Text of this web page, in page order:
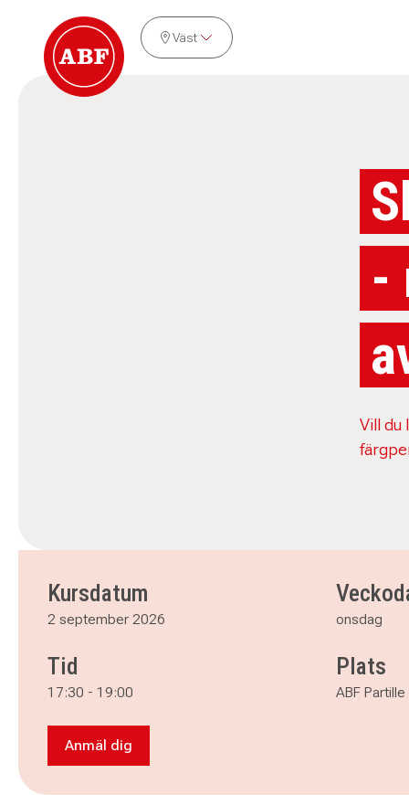
Väst
-
Vill du
Kursdatum
2 september 2026 onsdag
Tid
17:30 - 19:00
Plats
ABF
Anmäl dig till Skapa med färgpennor -
Anmäl dig